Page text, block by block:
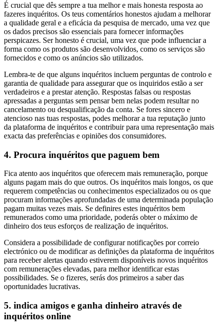
É crucial que dês sempre a tua melhor e mais honesta resposta ao
fazeres inquéritos. Os teus comentários honestos ajudam a melhorar
a qualidade geral e a eficácia da pesquisa de mercado, uma vez que
os dados precisos são essenciais para fornecer informações
perspicazes. Ser honesto é crucial, uma vez que pode influenciar a
forma como os produtos são desenvolvidos, como os serviços são
fornecidos e como os anúncios são utilizados.
Lembra-te de que alguns inquéritos incluem perguntas de controlo e
garantia de qualidade para assegurar que os inquiridos estão a ser
verdadeiros e a prestar atenção. Respostas falsas ou respostas
apressadas a perguntas sem pensar bem nelas podem resultar no
cancelamento ou desqualificação da conta. Se fores sincero e
atencioso nas tuas respostas, podes melhorar a tua reputação junto
da plataforma de inquéritos e contribuir para uma representação mais
exacta das preferências e opiniões dos consumidores.
4. Procura inquéritos que paguem bem
Fica atento aos inquéritos que oferecem mais remuneração, porque
alguns pagam mais do que outros. Os inquéritos mais longos, os que
requerem competências ou conhecimentos especializados ou os que
procuram informações aprofundadas de uma determinada população
pagam muitas vezes mais. Se definires estes inquéritos bem
remunerados como uma prioridade, poderás obter o máximo de
dinheiro dos teus esforços de realização de inquéritos.
Considera a possibilidade de configurar notificações por correio
electrónico ou de modificar as definições da plataforma de inquéritos
para receber alertas quando estiverem disponíveis novos inquéritos
com remunerações elevadas, para melhor identificar estas
possibilidades. Se o fizeres, serás dos primeiros a saber das
oportunidades lucrativas.
5. indica amigos e ganha dinheiro através de
inquéritos online